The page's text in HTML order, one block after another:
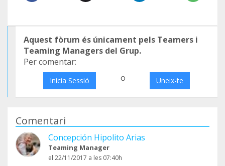
Aquest fòrum és únicament pels Teamers i
Teaming Managers del Grup.
Per comentar:
Inicia Sessió o Uneix-te
Comentari
Concepción Hipolito Arias
Teaming Manager
el 22/11/2017 a les 07:40h